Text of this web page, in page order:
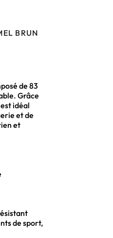
BRUN
de 83
Grâce
idéal
et de
et
de sport,